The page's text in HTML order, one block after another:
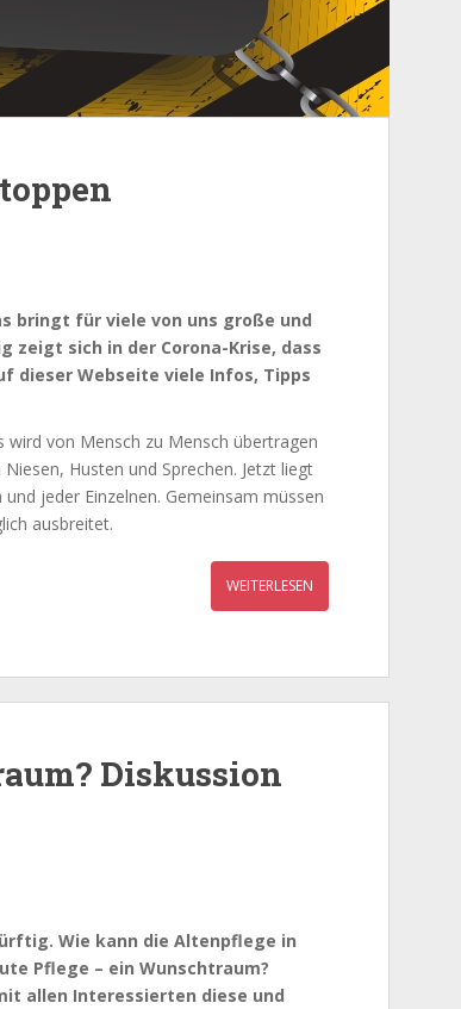
bringt für viele von uns große und
zeigt sich in der Corona-Krise, dass
dieser Webseite viele Infos, Tipps
wird von Mensch zu Mensch übertragen
Husten und Sprechen. Jetzt liegt
jeder Einzelnen. Gemeinsam müssen
ausbreitet.
WEITERLESEN
Diskussion
Wie kann die Altenpflege in
Pflege – ein Wunschtraum?
allen Interessierten diese und